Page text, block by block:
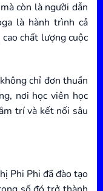
còn là người dẫn
là hành trình cả
chất lượng cuộc
chỉ đơn thuần
nơi học viên học
trí và kết nối sâu
Phi Phi đã đào tạo